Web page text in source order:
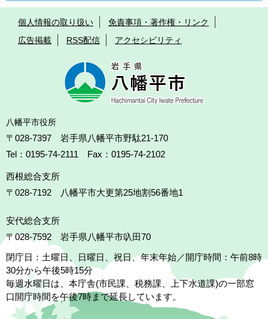
個人情報の取り扱い
免責事項・著作権・リンク
広告掲載
RSS配信 アクセシビリティ
八幡平市役所
〒028-7397 岩手県八幡平市野駄21-170
Tel：0195-74-2111 Fax：0195-74-2102
西根総合支所
〒028-7192
八幡平市大更第25地割56番地1
安代総合支所
〒028-7592
岩手県八幡平市叺田70
閉庁日：土曜日、日曜日、祝日、年末年始／開庁時間：午前8時
30分から午後5時15分
毎週水曜日は、本庁舎(市民課、税務課、上下水道課)の一部窓
口開庁時間を午後7時まで延長しています。